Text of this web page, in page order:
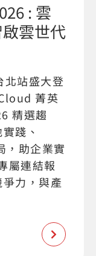
: 雲
雲世代
站盛大登
菁英
精選趨
踐、
，助企業實
屬連結報
力，與產